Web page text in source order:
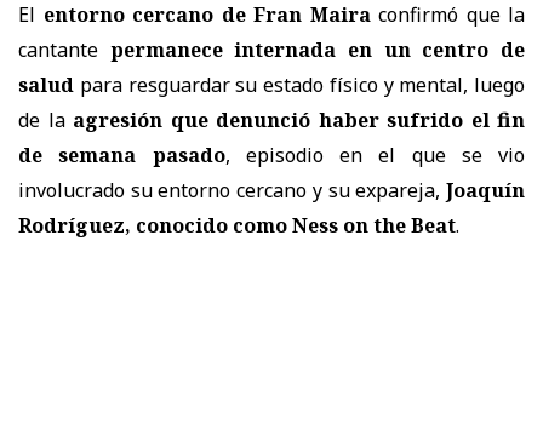
El entorno cercano de Fran Mairaconfirmó que la
cantante permanece internada en un centro de
salud para resguardar su estado físico y mental, luego
de la agresión que denunció haber sufrido el fin
de semana pasado, episodio en el que se vio
involucrado su entorno cercano y su expareja, Joaquín
Rodríguez, conocido como Ness on the Beat.